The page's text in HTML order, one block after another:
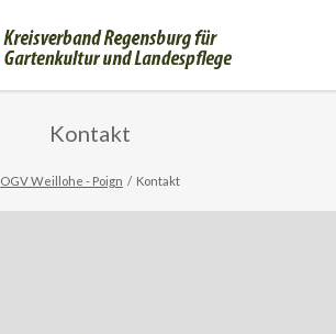
Kontakt
OGV Weillohe - Poign Kontakt